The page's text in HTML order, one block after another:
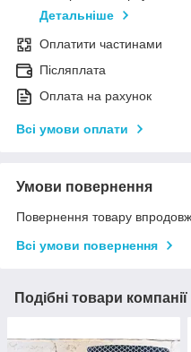
Детальніше
Оплатити частинами
Післяплата
Оплата на рахунок
Всі умови оплати
Умови повернення
Повернення товару
Всі умови повернення
Подібні товари компанії